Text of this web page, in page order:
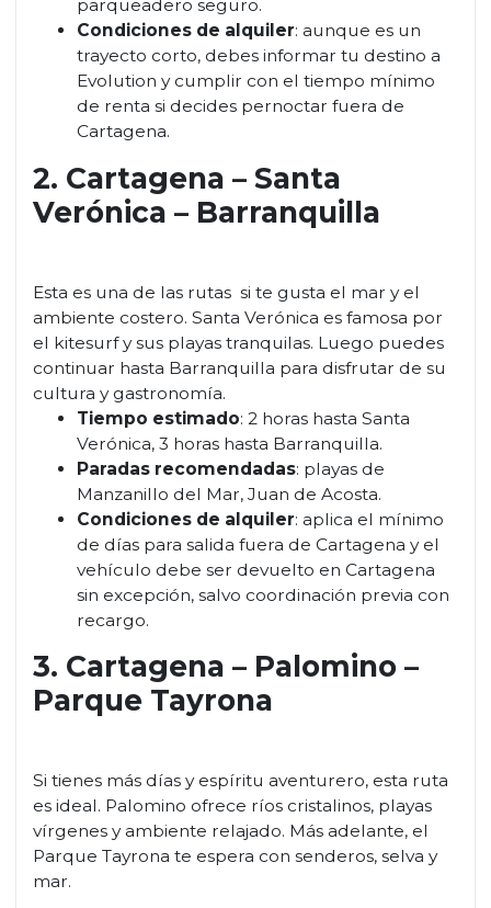
parqueadero seguro.
Condiciones de alquiler: aunque es un
trayecto corto, debes informar tu destino a
Evolution y cumplir con el tiempo mínimo
de renta si decides pernoctar fuera de
Cartagena.
2. Cartagena – Santa
Verónica – Barranquilla
Esta es una de las rutas si te gusta el mar y el
ambiente costero. Santa Verónica es famosa por
el kitesurf y sus playas tranquilas. Luego puedes
continuar hasta Barranquilla para disfrutar de su
cultura y gastronomía.
Tiempo estimado: 2 horas hasta Santa
Verónica, 3 horas hasta Barranquilla.
Paradas recomendadas: playas de
Manzanillo del Mar, Juan de Acosta.
Condiciones de alquiler: aplica el mínimo
de días para salida fuera de Cartagena y el
vehículo debe ser devuelto en Cartagena
sin excepción, salvo coordinación previa con
recargo.
3. Cartagena – Palomino –
Parque Tayrona
Si tienes más días y espíritu aventurero, esta ruta
es ideal. Palomino ofrece ríos cristalinos, playas
vírgenes y ambiente relajado. Más adelante, el
Parque Tayrona te espera con senderos, selva y
mar.